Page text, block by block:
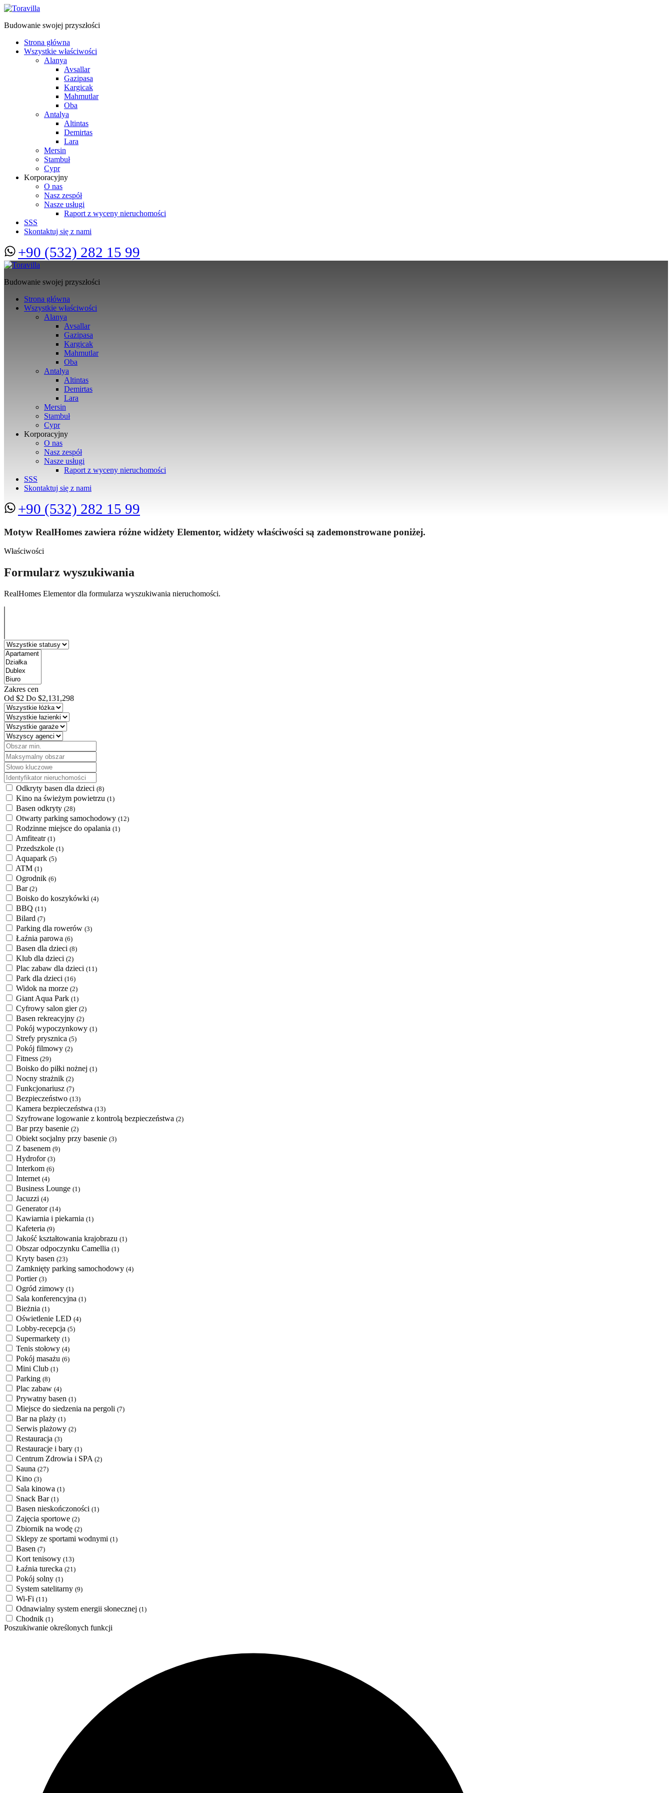
Budowanie swojej przyszłości
Strona główna
Wszystkie właściwości
Alanya
Avsallar
Gazipasa
Kargicak
Mahmutlar
Oba
Antalya
Altintas
Demirtas
Lara
Mersin
Stambuł
Cypr
Korporacyjny
O nas
Nasz zespół
Nasze usługi
Raport z wyceny nieruchomości
SSS
Skontaktuj się z nami
+90 (532) 282 15 99
Budowanie swojej przyszłości
Strona główna
Wszystkie właściwości
Alanya
Avsallar
Gazipasa
Kargicak
Mahmutlar
Oba
Antalya
Altintas
Demirtas
Lara
Mersin
Stambuł
Cypr
Korporacyjny
O nas
Nasz zespół
Nasze usługi
Raport z wyceny nieruchomości
SSS
Skontaktuj się z nami
+90 (532) 282 15 99
Motyw RealHomes zawiera różne widżety Elementor, widżety właściwości są zademonstrowane poniżej.
Właściwości
Formularz wyszukiwania
RealHomes Elementor dla formularza wyszukiwania nieruchomości.
Zakres cen
Od $2 Do $2,131,298
Odkryty basen dla dzieci (8)
Kino na świeżym powietrzu (1)
Basen odkryty (28)
Otwarty parking samochodowy (12)
Rodzinne miejsce do opalania (1)
Amfiteatr (1)
Przedszkole (1)
Aquapark (5)
ATM (1)
Ogrodnik (6)
Bar (2)
Boisko do koszykówki (4)
BBQ (11)
Bilard (7)
Parking dla rowerów (3)
Łaźnia parowa (6)
Basen dla dzieci (8)
Klub dla dzieci (2)
Plac zabaw dla dzieci (11)
Park dla dzieci (16)
Widok na morze (2)
Giant Aqua Park (1)
Cyfrowy salon gier (2)
Basen rekreacyjny (2)
Pokój wypoczynkowy (1)
Strefy prysznica (5)
Pokój filmowy (2)
Fitness (29)
Boisko do piłki nożnej (1)
Nocny strażnik (2)
Funkcjonariusz (7)
Bezpieczeństwo (13)
Kamera bezpieczeństwa (13)
Szyfrowane logowanie z kontrolą bezpieczeństwa (2)
Bar przy basenie (2)
Obiekt socjalny przy basenie (3)
Z basenem (9)
Hydrofor (3)
Interkom (6)
Internet (4)
Business Lounge (1)
Jacuzzi (4)
Generator (14)
Kawiarnia i piekarnia (1)
Kafeteria (9)
Jakość kształtowania krajobrazu (1)
Obszar odpoczynku Camellia (1)
Kryty basen (23)
Zamknięty parking samochodowy (4)
Portier (3)
Ogród zimowy (1)
Sala konferencyjna (1)
Bieżnia (1)
Oświetlenie LED (4)
Lobby-recepcja (5)
Supermarkety (1)
Tenis stołowy (4)
Pokój masażu (6)
Mini Club (1)
Parking (8)
Plac zabaw (4)
Prywatny basen (1)
Miejsce do siedzenia na pergoli (7)
Bar na plaży (1)
Serwis plażowy (2)
Restauracja (3)
Restauracje i bary (1)
Centrum Zdrowia i SPA (2)
Sauna (27)
Kino (3)
Sala kinowa (1)
Snack Bar (1)
Basen nieskończoności (1)
Zajęcia sportowe (2)
Zbiornik na wodę (2)
Sklepy ze sportami wodnymi (1)
Basen (7)
Kort tenisowy (13)
Łaźnia turecka (21)
Pokój solny (1)
System satelitarny (9)
Wi-Fi (11)
Odnawialny system energii słonecznej (1)
Chodnik (1)
Poszukiwanie określonych funkcji